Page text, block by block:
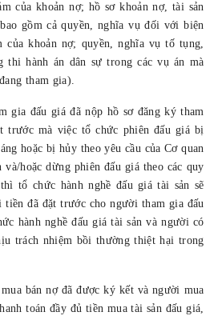
của khoản nợ; hồ sơ khoản nợ, tài sản
gồm cả quyền, nghĩa vụ đối với biện
của khoản nợ; quyền, nghĩa vụ tố tụng,
thi hành án dân sự trong các vụ án mà
tham gia).
gia đấu giá đã nộp hồ sơ đăng ký tham
trước mà việc tổ chức phiên đấu giá bị
hoặc bị hủy theo yêu cầu của Cơ quan
và/hoặc dừng phiên đấu giá theo các quy
tổ chức hành nghề đấu giá tài sản sẽ
tiền đã đặt trước cho người tham gia đấu
hành nghề đấu giá tài sản và người có
trách nhiệm bồi thường thiệt hại trong
bán nợ đã được ký kết và người mua
toán đầy đủ tiền mua tài sản đấu giá,